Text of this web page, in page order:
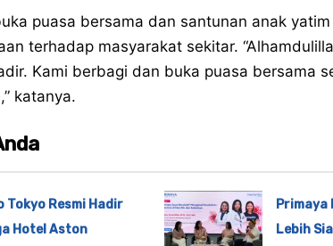
puasa bersama dan santunan anak
terhadap masyarakat sekitar.
Kami berbagi dan buka puasa bersama
katanya.
Tokyo Resmi Hadir
Hotel Aston
Primaya
Lebih